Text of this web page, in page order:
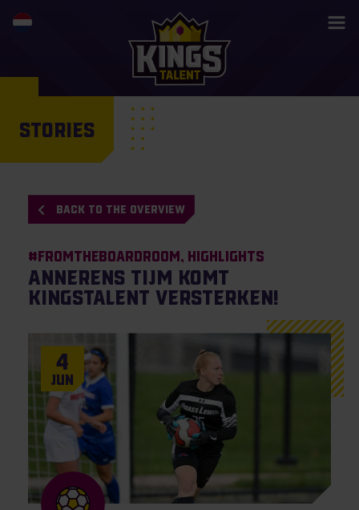
STORIES
BACK TO THE OVERVIEW
#Fromtheboardroom Highlights
Annerens Tijm komt
KingsTalent versterken!
4
Jun